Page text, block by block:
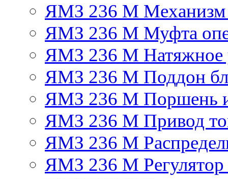
ЯМЗ 236 М Механизм
ЯМЗ 236 М Муфта
ЯМЗ 236 М Натяжное
ЯМЗ 236 М Поддон
ЯМЗ 236 М Поршень
ЯМЗ 236 М Привод
ЯМЗ 236 М
ЯМЗ 236 М Регулятор